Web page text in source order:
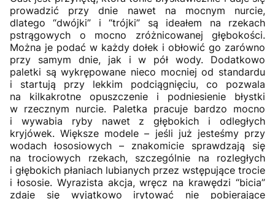
prowadzić przy dnie nawet na mocnym nurcie,
dlatego “dwójki” i “trójki” są ideałem na rzekach
pstrągowych o mocno zróżnicowanej głębokości.
Można je podać w każdy dołek i obłowić go zarówno
przy samym dnie, jak i w pół wody. Dodatkowo
paletki są wykrępowane nieco mocniej od standardu
i startują przy lekkim podciągnięciu, co pozwala
na kilkakrotne opuszczenie i podniesienie błystki
w rzecznym nurcie. Paletka pracuje bardzo mocno
i wywabia ryby nawet z głębokich i odległych
kryjówek. Większe modele – jeśli już jesteśmy przy
wodach łososiowych – znakomicie sprawdzają się
na trociowych rzekach, szczególnie na rozległych
i głębokich płaniach lubianych przez wstępujące trocie
i łososie. Wyrazista akcja, wręcz na krawędzi “bicia”
zdaje się wyjątkowo irytować nie pobierające